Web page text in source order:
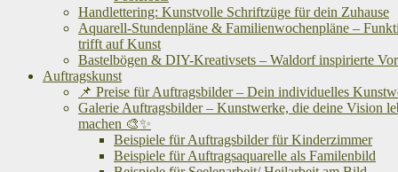
Handlettering: Kunstvolle Schriftzüge für dein Zuhause
Aquarell-Stundenpläne & Familienwochenpläne –
trifft auf Kunst
Bastelbögen & DIY-Kreativsets – Waldorf inspirierte
Auftragskunst
📌 Preise für Auftragsbilder – Dein individuelles
Galerie Auftragsbilder – Kunstwerke, die deine Vision
machen 🎨✨
Beispiele für Auftragsbilder für Kinderzimmer
Beispiele für Auftragsaquarelle als Familenbild